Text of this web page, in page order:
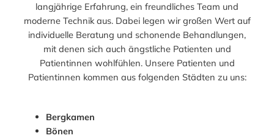
langjährige Erfahrung, ein freundliches Team und
moderne Technik aus. Dabei legen wir großen Wert auf
individuelle Beratung und schonende Behandlungen,
mit denen sich auch ängstliche Patienten und
Patientinnen wohlfühlen. Unsere Patienten und
Patientinnen kommen aus folgenden Städten zu uns:
Bergkamen
Bönen